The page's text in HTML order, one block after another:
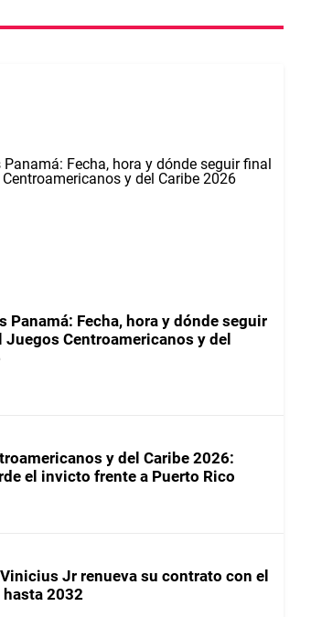
Panamá: Fecha, hora y dónde seguir
Centroamericanos y del
y del Caribe 2026:
el invicto frente a Puerto Rico
Vinicius Jr renueva su contrato con el
hasta 2032